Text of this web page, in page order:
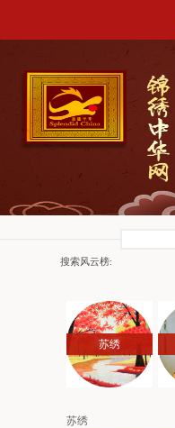
搜索风云榜:
苏绣
苏绣